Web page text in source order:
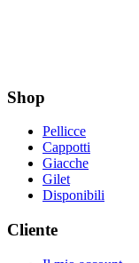
Shop
Pellicce
Cappotti
Giacche
Gilet
Disponibili
Cliente